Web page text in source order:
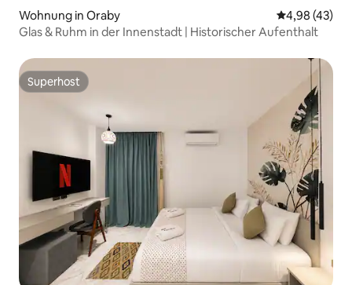
Wohnung in Oraby
4,98 (43)
Glas & Ruhm in der Innenstadt | Historischer Aufenthalt
Superhost
Superhost